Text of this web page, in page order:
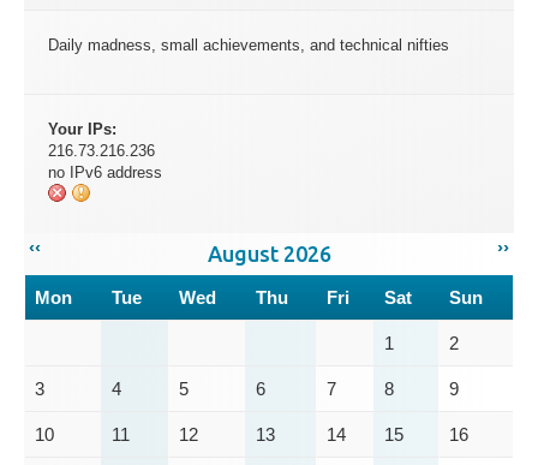
Daily madness, small achievements, and technical nifties
Your IPs:
216.73.216.236
no IPv6 address
‹‹ ››
August 2026
Mon Tue Wed Thu Fri Sat Sun
1 2
3 4 5 6 7 8 9
10 11 12 13 14 15 16